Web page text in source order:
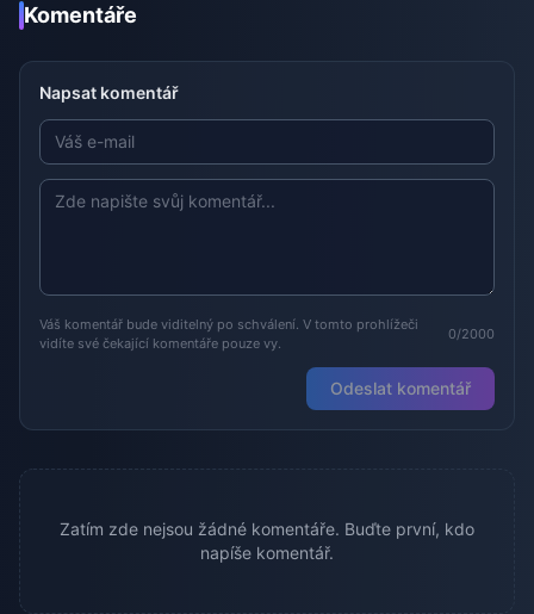
Komentáře
Napsat komentář
Váš komentář bude viditelný po schválení. V tomto prohlížeči
vidíte své čekající komentáře pouze vy.
0/2000
Odeslat komentář
Zatím zde nejsou žádné komentáře. Buďte první, kdo
napíše komentář.